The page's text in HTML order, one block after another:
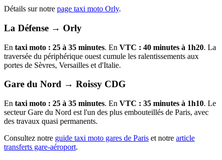
Détails sur notre page taxi moto Orly.
La Défense → Orly
En taxi moto : 25 à 35 minutes. En VTC : 40 minutes à 1h20. La
traversée du périphérique ouest cumule les ralentissements aux
portes de Sèvres, Versailles et d'Italie.
Gare du Nord → Roissy CDG
En taxi moto : 25 à 35 minutes. En VTC : 35 minutes à 1h10. Le
secteur Gare du Nord est l'un des plus embouteillés de Paris, avec
des travaux quasi permanents.
Consultez notre guide taxi moto gares de Paris et notre article
transferts gare-aéroport.